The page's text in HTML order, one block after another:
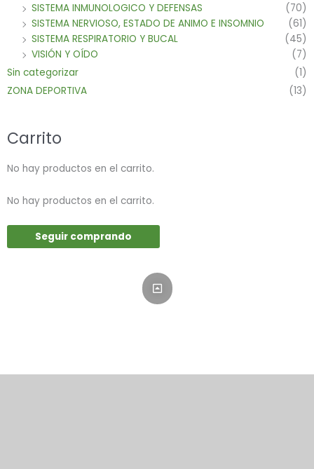
SISTEMA INMUNOLOGICO Y DEFENSAS
(70)
SISTEMA NERVIOSO, ESTADO DE ANIMO E INSOMNIO
(61)
SISTEMA RESPIRATORIO Y BUCAL
(45)
VISIÓN Y OÍDO
(7)
Sin categorizar
(1)
ZONA DEPORTIVA
(13)
Carrito
No hay productos en el carrito.
No hay productos en el carrito.
Seguir comprando